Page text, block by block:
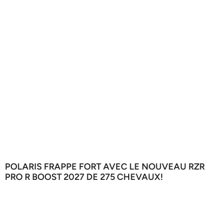
POLARIS FRAPPE FORT AVEC LE NOUVEAU RZR
PRO R BOOST 2027 DE 275 CHEVAUX!